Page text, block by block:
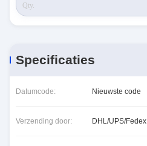
Specificaties
Datumcode: Nieuwste code
Verzending door: DHL/UPS/Fedex